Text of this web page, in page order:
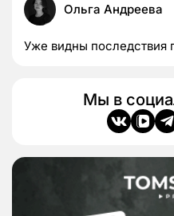
Ольга Андреева
Уже видны последствия
Мы в